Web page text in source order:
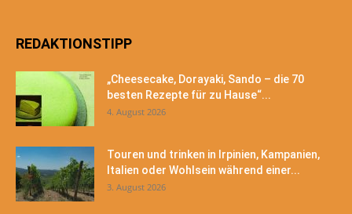
REDAKTIONSTIPP
„Cheesecake, Dorayaki, Sando – die 70
besten Rezepte für zu Hause“...
4. August 2026
Touren und trinken in Irpinien, Kampanien,
Italien oder Wohlsein während einer...
3. August 2026